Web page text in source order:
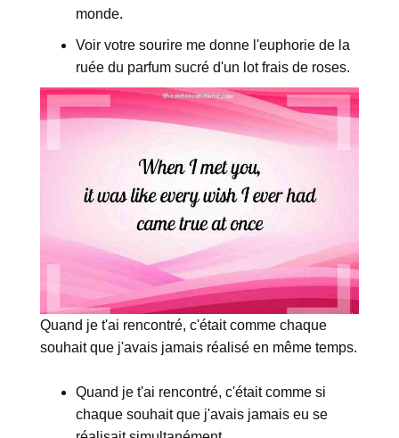
monde.
Voir votre sourire me donne l'euphorie de la
ruée du parfum sucré d'un lot frais de roses.
Quand je t'ai rencontré, c'était comme chaque
souhait que j'avais jamais réalisé en même temps.
Quand je t'ai rencontré, c'était comme si
chaque souhait que j'avais jamais eu se